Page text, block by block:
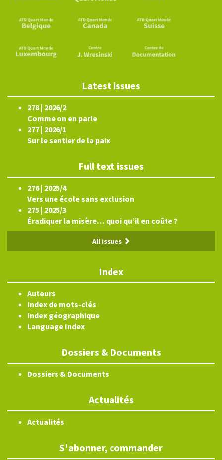
Latest issues
278 | 2026/2
Comme on en parle
277 | 2026/1
Sur le sentier de la paix
Full text issues
276 | 2025/4
Vers une école sans exclusion
275 | 2025/3
Éradiquer la misère… quoi qu’il en coûte ?
All issues
Index
Auteurs
Index de mots-clés
Index géographique
Language Index
Dossiers & Documents
Dossiers & Documents
Actualités
Actualités
S'abonner, commander